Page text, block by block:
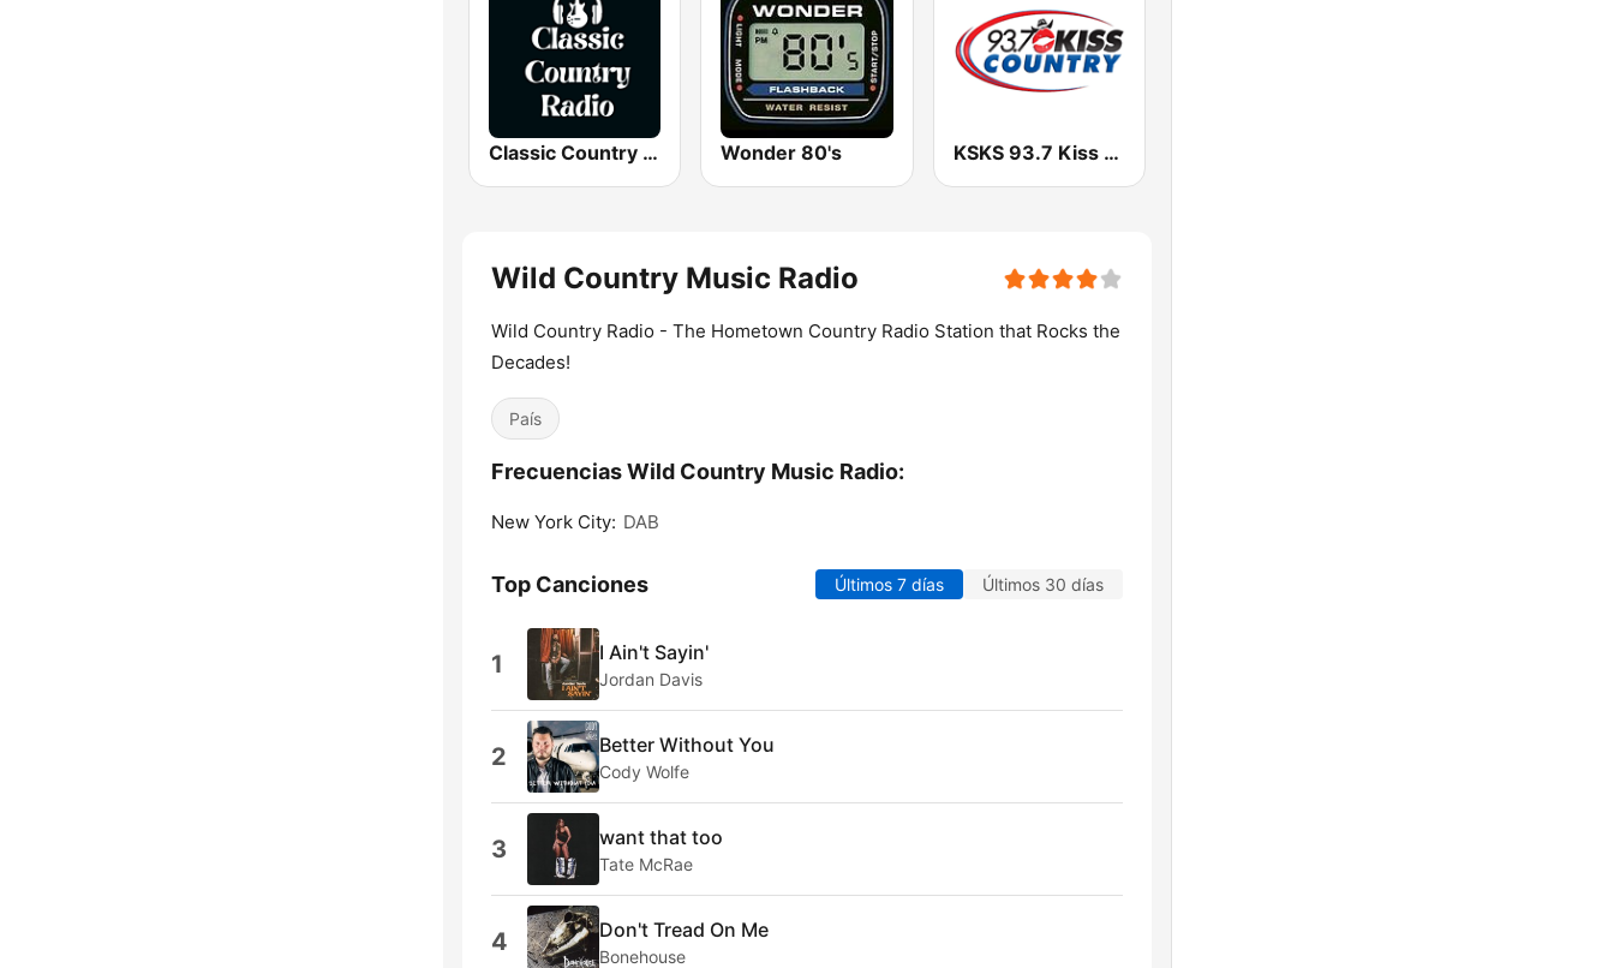
Classic Country Radio Wonder 80's KSKS 93.7 Kiss Country FM
Wild Country Music Radio
Wild Country Radio - The Hometown Country Radio Station that Rocks the
Decades!
País
Frecuencias Wild Country Music Radio:
New York City: DAB
Top Canciones Últimos 7 días Últimos 30 días
1 I Ain't Sayin'
Jordan Davis
2 Better Without You
Cody Wolfe
3 want that too
Tate McRae
4 Don't Tread On Me
Bonehouse